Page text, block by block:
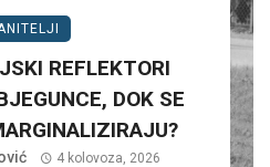
REFLEKTORI
DOK SE
4 kolovoza, 2026